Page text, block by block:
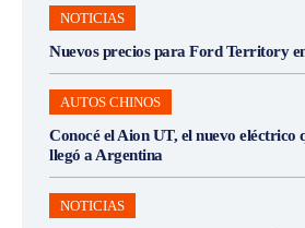
NOTICIAS
Nuevos precios para Ford Territory
AUTOS CHINOS
Conocé el Aion UT, el nuevo eléctrico
llegó a Argentina
NOTICIAS